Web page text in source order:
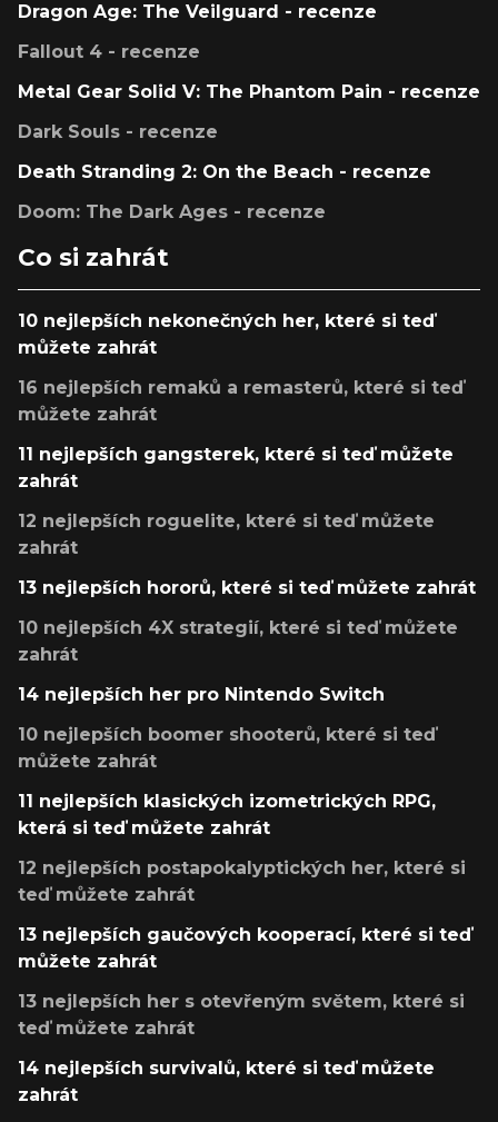
Dragon Age: The Veilguard - recenze
Fallout 4 - recenze
Metal Gear Solid V: The Phantom Pain - recenze
Dark Souls - recenze
Death Stranding 2: On the Beach - recenze
Doom: The Dark Ages - recenze
Co si zahrát
10 nejlepších nekonečných her, které si teď
můžete zahrát
16 nejlepších remaků a remasterů, které si teď
můžete zahrát
11 nejlepších gangsterek, které si teď můžete
zahrát
12 nejlepších roguelite, které si teď můžete
zahrát
13 nejlepších hororů, které si teď můžete zahrát
10 nejlepších 4X strategií, které si teď můžete
zahrát
14 nejlepších her pro Nintendo Switch
10 nejlepších boomer shooterů, které si teď
můžete zahrát
11 nejlepších klasických izometrických RPG,
která si teď můžete zahrát
12 nejlepších postapokalyptických her, které si
teď můžete zahrát
13 nejlepších gaučových kooperací, které si teď
můžete zahrát
13 nejlepších her s otevřeným světem, které si
teď můžete zahrát
14 nejlepších survivalů, které si teď můžete
zahrát